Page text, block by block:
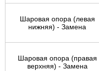
Шаровая опора (левая
нижняя) - Замена
Шаровая опора (правая
верхняя) - Замена